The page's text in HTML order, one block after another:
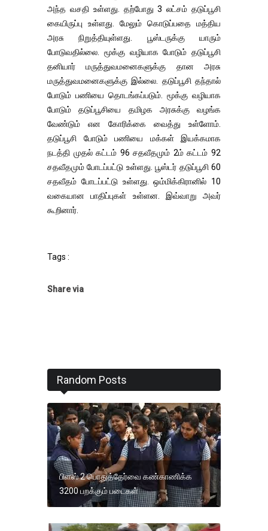
அந்த வசதி உள்ளது. தற்போது 3 லட்சம் தடுப்பூசி
கையிருப்பு உள்ளது. மேலும் கொடுப்பதை மத்திய
அரசு நிறுத்தியுள்ளது. பூஸ்டருக்கு யாரும்
போடுவதில்லை. மூக்கு வழியாக போடும் தடுப்பூசி
தனியார் மருத்துவமனைகளுக்கு தான அரசு
மருத்துவமனைகளுக்கு இல்லை. தடுப்பூசி தந்தால்
போடும் பணியை தொடங்கப்படும். மூக்கு வழியாக
போடும் தடுப்பூசியை தமிழக அரசுக்கு வழங்க
வேண்டும் என கோரிக்கை வைத்து உள்ளோம்.
தடுப்பூசி போடும் பணியை மக்கள் இயக்கமாக
நடத்தி முதல் கட்டம் 96 சதவீதமும் 2ம் கட்டம் 92
சதவீதமும் போடப்பட்டு உள்ளது. பூஸ்டர் தடுப்பூசி 60
சதவீதம் போடப்பட்டு உள்ளது. ஒம்மிக்கிரானில் 10
வகையான பாதிப்புகள் உள்ளன. இவ்வாறு அவர்
கூறினார்.
Tags :
Share via
Random Posts
பிளஸ் 2 பொதுத்தேர்வை கண்காணிக்க
3200 பறக்கும் படைகள்